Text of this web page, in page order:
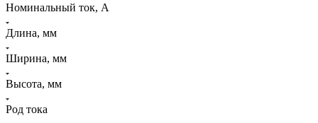
Номинальный ток, А
Длина, мм
Ширина, мм
Высота, мм
Род тока